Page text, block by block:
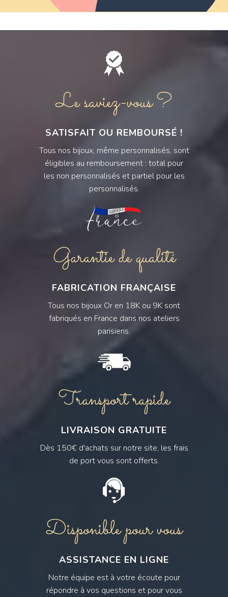
Le saviez-vous ?
SATISFAIT OU REMBOURSÉ !
Tous nos bijoux, même personnalisés, sont
éligibles au remboursement : total pour
les non personnalisés et partiel pour les
personnalisés.
Garantie de qualité
FABRICATION FRANÇAISE
Tous nos bijoux Or en 18K ou 9K sont
fabriqués en France dans nos ateliers
parisiens.
Transport rapide
LIVRAISON GRATUITE
Dès 150€ d'achats sur notre site, les frais
de port vous sont offerts.
Disponible pour vous
ASSISTANCE EN LIGNE
Notre équipe est à votre écoute pour
répondre à vos questions et pour vous